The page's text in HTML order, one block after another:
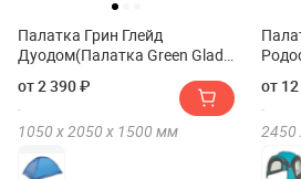
Палатка Грин Глейд
Дуодом(Палатка Green Glade
от 2 390 ₽
1050 х2050 х 1500 мм
от
2450